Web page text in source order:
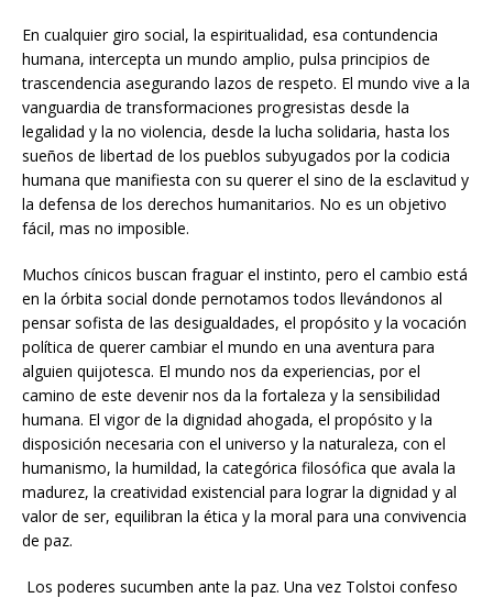
En cualquier giro social, la espiritualidad, esa contundencia
humana, intercepta un mundo amplio, pulsa principios de
trascendencia asegurando lazos de respeto. El mundo vive a la
vanguardia de transformaciones progresistas desde la
legalidad y la no violencia, desde la lucha solidaria, hasta los
sueños de libertad de los pueblos subyugados por la codicia
humana que manifiesta con su querer el sino de la esclavitud y
la defensa de los derechos humanitarios. No es un objetivo
fácil, mas no imposible.
Muchos cínicos buscan fraguar el instinto, pero el cambio está
en la órbita social donde pernotamos todos llevándonos al
pensar sofista de las desigualdades, el propósito y la vocación
política de querer cambiar el mundo en una aventura para
alguien quijotesca. El mundo nos da experiencias, por el
camino de este devenir nos da la fortaleza y la sensibilidad
humana. El vigor de la dignidad ahogada, el propósito y la
disposición necesaria con el universo y la naturaleza, con el
humanismo, la humildad, la categórica filosófica que avala la
madurez, la creatividad existencial para lograr la dignidad y al
valor de ser, equilibran la ética y la moral para una convivencia
de paz.
Los poderes sucumben ante la paz. Una vez Tolstoi confeso